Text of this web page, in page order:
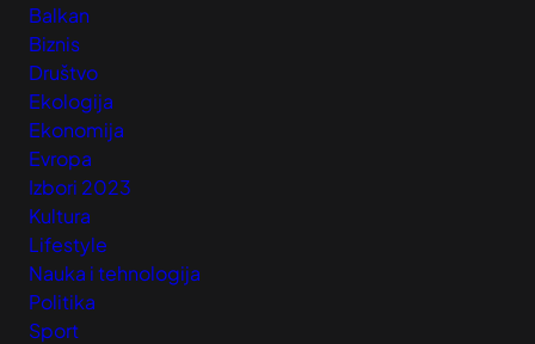
Balkan
Biznis
Društvo
Ekologija
Ekonomija
Evropa
Izbori 2023
Kultura
Lifestyle
Nauka i tehnologija
Politika
Sport